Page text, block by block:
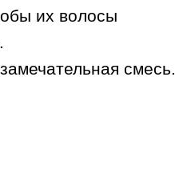
их волосы
смесь.